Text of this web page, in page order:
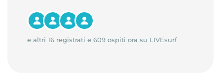
e altri 16 registrati e 609 ospiti ora su LIVEsurf